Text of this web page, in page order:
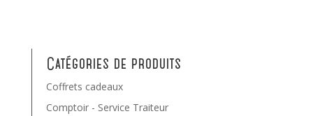
Catégories de produits
Coffrets cadeaux
Comptoir - Service Traiteur